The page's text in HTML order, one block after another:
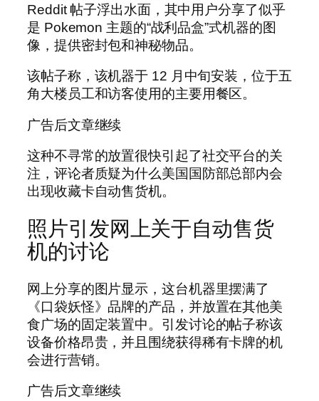
Reddit 帖子浮出水面，其中用户分享了似乎
是 Pokemon 主题的“战利品盒”式机器的图
像，提供密封包和神秘物品。
该帖子称，该机器于 12 月中旬安装，位于五
角大楼员工和访客使用的主要用餐区。
广告后文章继续
这种不寻常的放置很快引起了社交平台的关
注，评论者质疑为什么美国国防部总部内会
出现收藏卡自动售货机。
照片引发网上关于自动售货
机的讨论
网上分享的图片显示，这台机器里摆满了
《口袋妖怪》品牌的产品，并放置在其他美
食广场的固定装置中。引发讨论的帖子称该
设备价格昂贵，并且围绕获得稀有卡牌的机
会进行营销。
广告后文章继续